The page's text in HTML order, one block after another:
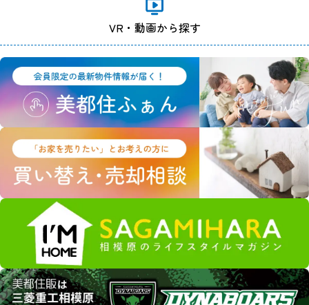
VR・動画から探す